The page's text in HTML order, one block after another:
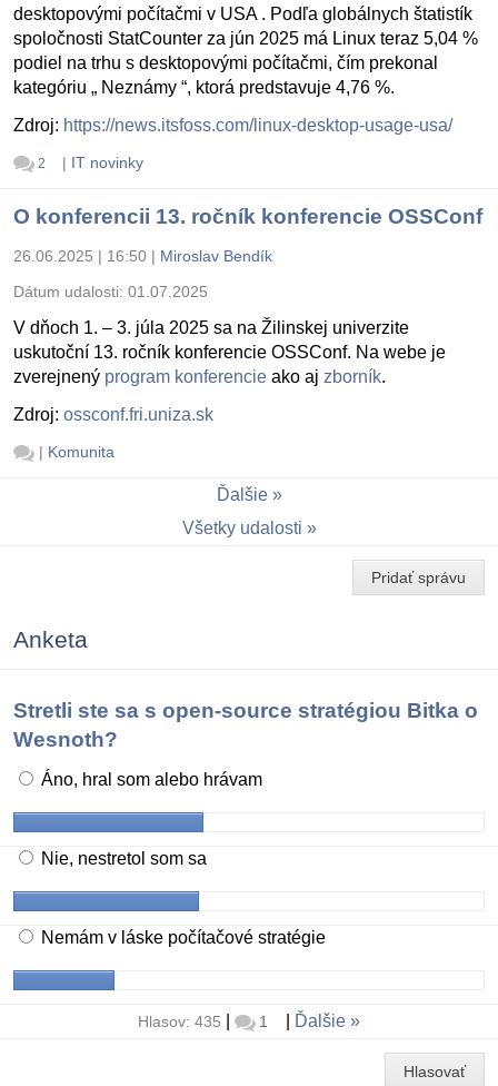
desktopovými počítačmi v USA . Podľa globálnych štatistík
spoločnosti StatCounter za jún 2025 má Linux teraz 5,04 %
podiel na trhu s desktopovými počítačmi, čím prekonal
kategóriu „ Neznámy “, ktorá predstavuje 4,76 %.
Zdroj: https://news.itsfoss.com/linux-desktop-usage-usa/
2 | IT novinky
O konferencii 13. ročník konferencie OSSConf
26.06.2025 | 16:50 | Miroslav Bendík
Dátum udalosti: 01.07.2025
V dňoch 1. – 3. júla 2025 sa na Žilinskej univerzite
uskutoční 13. ročník konferencie OSSConf. Na webe je
zverejnený program konferencie ako aj zborník.
Zdroj: ossconf.fri.uniza.sk
| Komunita
Ďalšie
Všetky udalosti
Pridať správu
Anketa
Stretli ste sa s open-source stratégiou Bitka o
Wesnoth?
Áno, hral som alebo hrávam
Nie, nestretol som sa
Nemám v láske počítačové stratégie
Hlasov: 435 1 Ďalšie
Hlasovať